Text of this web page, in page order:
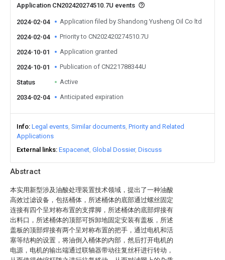
Abstract
本实用新型涉及油酸处理装置技术领域，提出了一种油酸
高效过滤设备，包括桶体，所述桶体的底部通过螺丝固定
连接有四个呈对称布置的支撑脚，所述桶体的底部焊接有
出料口，所述桶体的顶部可拆卸地固定安装有盖板，所述
盖板的顶部焊接有两个呈对称布置的把手，通过电机和活
塞等结构的设置，将油倒入桶体的内部，然后打开电机的
电源，电机的输出端通过联轴器带动往复丝杆进行转动，
Application CN202420274510.7U events
2024-02-04 Application filed by Shandong Yusheng Oil Co ltd
2024-02-04 Priority to CN202420274510.7U
2024-10-01 Application granted
2024-10-01 Publication of CN221788344U
Status Active
2034-02-04 Anticipated expiration
Info Legal events Similar documents Priority and Related
Applications
External links Espacenet Global Dossier Discuss